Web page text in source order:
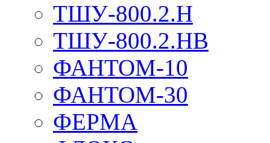
ТШУ-800.2.Н
ТШУ-800.2.НВ
ФАНТОМ-10
ФАНТОМ-30
ФЕРМА